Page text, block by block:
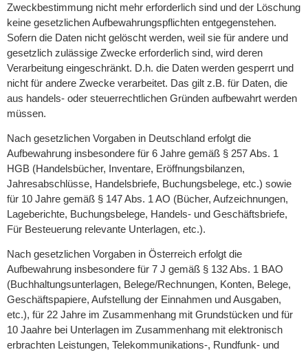
Zweckbestimmung nicht mehr erforderlich sind und der Löschung
keine gesetzlichen Aufbewahrungspflichten entgegenstehen.
Sofern die Daten nicht gelöscht werden, weil sie für andere und
gesetzlich zulässige Zwecke erforderlich sind, wird deren
Verarbeitung eingeschränkt. D.h. die Daten werden gesperrt und
nicht für andere Zwecke verarbeitet. Das gilt z.B. für Daten, die
aus handels- oder steuerrechtlichen Gründen aufbewahrt werden
müssen.
Nach gesetzlichen Vorgaben in Deutschland erfolgt die
Aufbewahrung insbesondere für 6 Jahre gemäß § 257 Abs. 1
HGB (Handelsbücher, Inventare, Eröffnungsbilanzen,
Jahresabschlüsse, Handelsbriefe, Buchungsbelege, etc.) sowie
für 10 Jahre gemäß § 147 Abs. 1 AO (Bücher, Aufzeichnungen,
Lageberichte, Buchungsbelege, Handels- und Geschäftsbriefe,
Für Besteuerung relevante Unterlagen, etc.).
Nach gesetzlichen Vorgaben in Österreich erfolgt die
Aufbewahrung insbesondere für 7 J gemäß § 132 Abs. 1 BAO
(Buchhaltungsunterlagen, Belege/Rechnungen, Konten, Belege,
Geschäftspapiere, Aufstellung der Einnahmen und Ausgaben,
etc.), für 22 Jahre im Zusammenhang mit Grundstücken und für
10 Jaahre bei Unterlagen im Zusammenhang mit elektronisch
erbrachten Leistungen, Telekommunikations-, Rundfunk- und